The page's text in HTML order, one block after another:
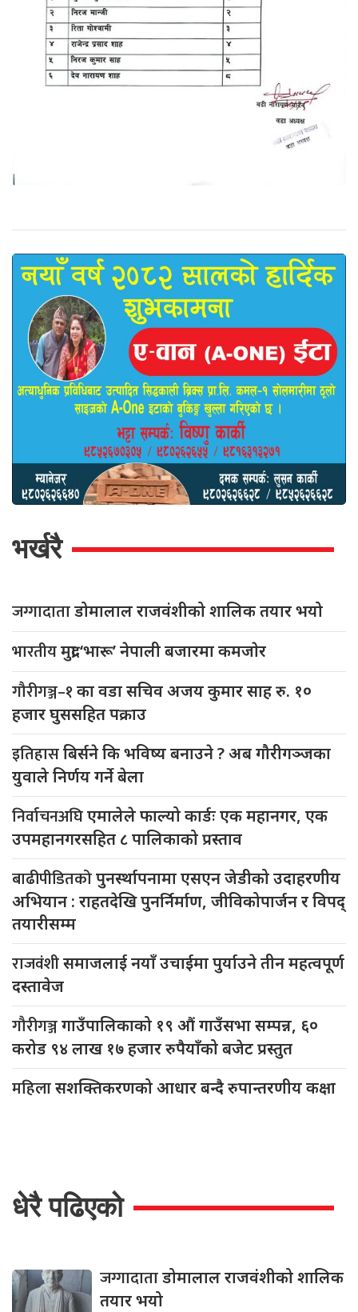
भर्खरै
जग्गादाताडोमालाल राजवंशीको शालिक तयार भयो
भारतीयमुद्रा ‘भारू’ नेपाली बजारमा कमजाेर
गौरीगञ्ज–१का वडा सचिव अजय कुमार साह रु. १०
हजार घुससहित पक्राउ
इतिहासबिर्सने कि भविष्य बनाउने ? अब गौरीगञ्जका
युवाले निर्णय गर्ने बेला
निर्वाचनअघिएमालेले फाल्यो कार्डः एक महानगर, एक
उपमहानगरसहित ८ पालिकाको प्रस्ताव
बाढीपीडितकोपुनर्स्थापनामा एसएन जेडीको उदाहरणीय
अभियान : राहतदेखि पुनर्निर्माण, जीविकोपार्जन र विपद्
तयारीसम्म
राजवंशीसमाजलाई नयाँ उचाईमा पुर्याउने तीन महत्वपूर्ण
दस्तावेज
गौरीगञ्जगाउँपालिकाको १९ औं गाउँसभा सम्पन्न, ६०
करोड ९४ लाख १७ हजार रुपैयाँको बजेट प्रस्तुत
महिलासशक्तिकरणको आधार बन्दै रुपान्तरणीय कक्षा
धेरै पढिएको
जग्गादाताडोमालाल राजवंशीको शालिक
तयार भयो